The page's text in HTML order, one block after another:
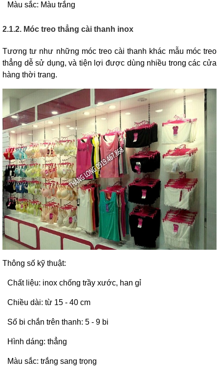
Màu sắc: Màu trắng
2.1.2. Móc treo thẳng cài thanh inox
Tương tư như những móc treo cài thanh khác mẫu móc treo
thẳng dễ sử dụng, và tiện lợi được dùng nhiều trong các cửa
hàng thời trang.
Thông số kỹ thuật:
Chất liệu: inox chống trầy xước, han gỉ
Chiều dài: từ 15 - 40 cm
Số bi chắn trên thanh: 5 - 9 bi
Hình dáng: thẳng
Màu sắc: trắng sang trọng